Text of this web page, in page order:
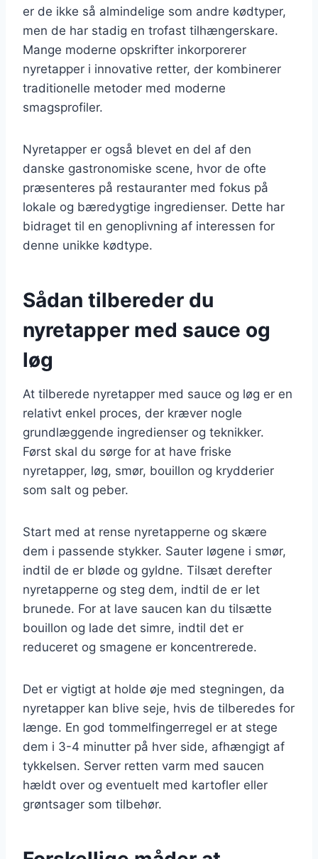
er de ikke så almindelige som andre kødtyper,
men de har stadig en trofast tilhængerskare.
Mange moderne opskrifter inkorporerer
nyretapper i innovative retter, der kombinerer
traditionelle metoder med moderne
smagsprofiler.
Nyretapper er også blevet en del af den
danske gastronomiske scene, hvor de ofte
præsenteres på restauranter med fokus på
lokale og bæredygtige ingredienser. Dette har
bidraget til en genoplivning af interessen for
denne unikke kødtype.
Sådan tilbereder du
nyretapper med sauce og
løg
At tilberede nyretapper med sauce og løg er en
relativt enkel proces, der kræver nogle
grundlæggende ingredienser og teknikker.
Først skal du sørge for at have friske
nyretapper, løg, smør, bouillon og krydderier
som salt og peber.
Start med at rense nyretapperne og skære
dem i passende stykker. Sauter løgene i smør,
indtil de er bløde og gyldne. Tilsæt derefter
nyretapperne og steg dem, indtil de er let
brunede. For at lave saucen kan du tilsætte
bouillon og lade det simre, indtil det er
reduceret og smagene er koncentrerede.
Det er vigtigt at holde øje med stegningen, da
nyretapper kan blive seje, hvis de tilberedes for
længe. En god tommelfingerregel er at stege
dem i 3-4 minutter på hver side, afhængigt af
tykkelsen. Server retten varm med saucen
hældt over og eventuelt med kartofler eller
grøntsager som tilbehør.